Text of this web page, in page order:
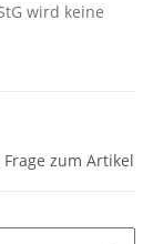
wird keine
Frage zum Artikel